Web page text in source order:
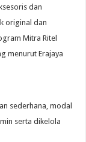
dan
original dan
Mitra Ritel
menurut Erajaya
sederhana, modal
serta dikelola